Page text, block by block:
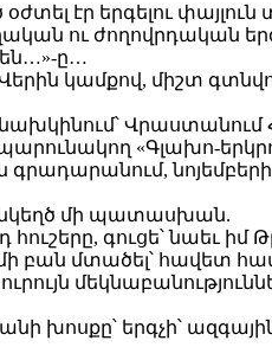
էր երգելու
ու ժողովրդական
ը…
կամքով, միշտ
«Գլախո-
նոյեմբերի
անկեղծ մի պատասխան.
գուցե՝ նաեւ իմ
մտածել՝ հավետ
խոսքը՝ երգչի՝